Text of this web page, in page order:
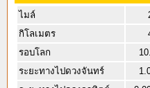
ไมล์
กิโลเมตร
รอบโลก
ระยะทางไปดวงจันทร์